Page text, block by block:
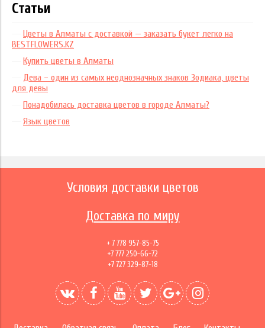
Статьи
Цветы в Алматы с доставкой — заказать букет легко на
BESTFLOWERS.KZ
Купить цветы в Алматы
Дева – один из самых неоднозначных знаков Зодиака, цветы
для девы
Понадобилась доставка цветов в городе Алматы?
Язык цветов
Условия доставки цветов
Доставка по миру
+ 7 778 957-85-75
+7 777 250-66-72
+7 727 329-87-18